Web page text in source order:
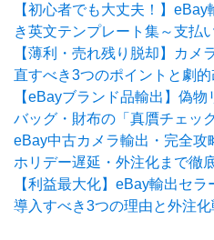
【初心者でも大丈夫！】
き英文テンプレート集～支払
【薄利・売れ残り脱却】カメ
直すべき3つのポイントと劇
【eBayブランド品輸出】偽
バッグ・財布の「真贋チェッ
eBay中古カメラ輸出・完全攻
ホリデー遅延・外注化まで徹
【利益最大化】eBay輸出セ
導入すべき3つの理由と外注化